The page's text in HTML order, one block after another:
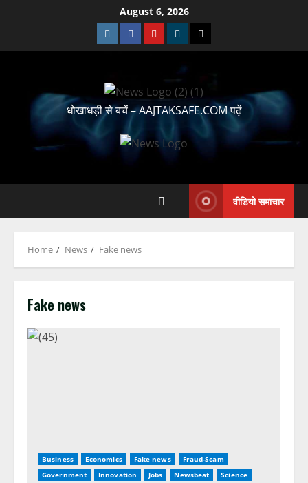
August 6, 2026
धोखाधड़ी से बचें – AAJTAKSAFE.COM पढ़ें
वीडियो समाचार
Home News Fake news
Fake news
Business Economics Fake news
Fraud-Scam
Government
Innovation Jobs Newsbeat
Science